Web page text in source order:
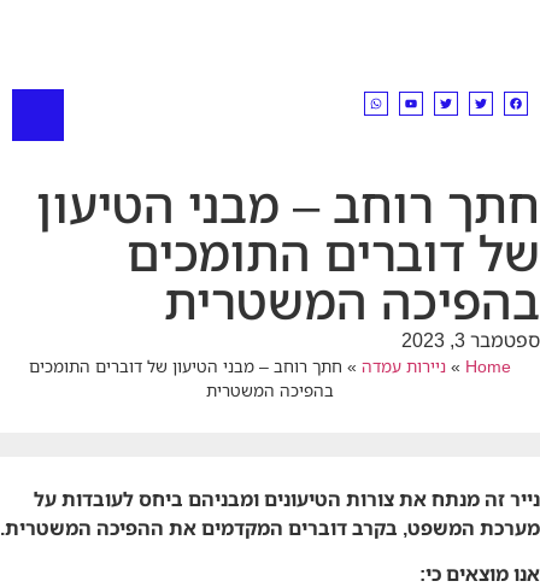
חתך רוחב – מבני הטיעון
של דוברים התומכים
בהפיכה המשטרית
ספטמבר 3, 2023
Home
» ניירות עמדה » חתך רוחב – מבני הטיעון של דוברים התומכים
בהפיכה המשטרית
נייר זה מנתח את צורות הטיעונים ומבניהם ביחס לעובדות על
מערכת המשפט, בקרב דוברים המקדמים את ההפיכה המשטרית.
אנו מוצאים כי: